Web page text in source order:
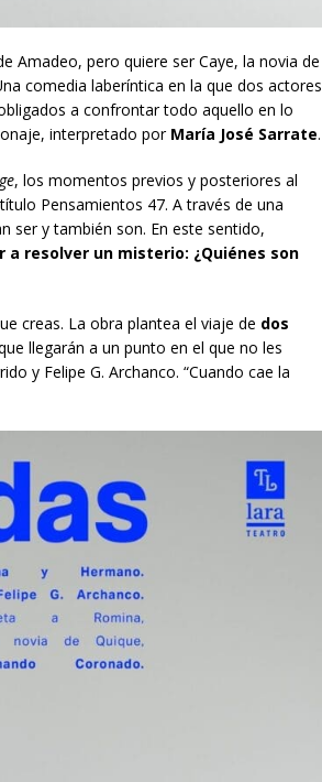
Amadeo, pero quiere ser Caye, la novia de
comedia laberíntica en la que dos actores
a confrontar todo aquello en lo
interpretado por María José Sarrate.
, los momentos previos y posteriores al
Pensamientos 47. A través de una
ser y también son. En este sentido,
resolver un misterio: ¿Quiénes son
creas. La obra plantea el viaje de dos
llegarán a un punto en el que no les
y Felipe G. Archanco. “Cuando cae la